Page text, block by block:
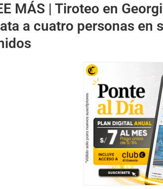
MÁS | Tiroteo en
a cuatro personas en